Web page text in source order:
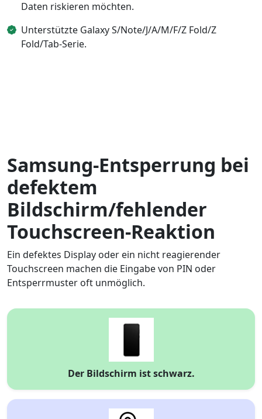
Daten riskieren möchten.
Unterstützte Galaxy S/Note/J/A/M/F/Z Fold/Z
Fold/Tab-Serie.
Samsung-Entsperrung bei
defektem
Bildschirm/fehlender
Touchscreen-Reaktion
Ein defektes Display oder ein nicht reagierender
Touchscreen machen die Eingabe von PIN oder
Entsperrmuster oft unmöglich.
Der Bildschirm ist schwarz.